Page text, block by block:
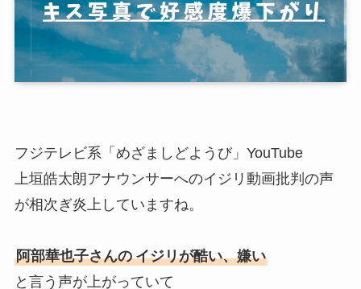
フジテレビ系「めざましどようび」YouTube
上垣皓太朗アナウンサーへのイジリ動画批判の声
が相次ぎ炎上していますね。
阿部華也子さんの イジリが酷い、嫌い
と言う声が上がっていて